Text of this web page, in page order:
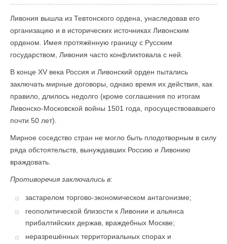
Ливония вышла из Тевтонского ордена, унаследовав его
организацию и в исторических источниках Ливонским
орденом. Имея протяжённую границу с Русским
государством, Ливония часто конфликтовала с ней.
В конце XV века Россия и Ливонский орден пытались
заключать мирные договоры, однако время их действия, как
правило, длилось недолго (кроме соглашения по итогам
Ливонско-Московской войны 1501 года, просуществовавшего
почти 50 лет).
Мирное соседство стран не могло быть плодотворным в силу
ряда обстоятельств, вынуждавших Россию и Ливонию
враждовать.
Противоречия заключались в:
застарелом торгово-экономическом антагонизме;
геополитической близости к Ливонии и альянса
прибалтийских держав, враждебных Москве;
неразрешённых территориальных спорах и